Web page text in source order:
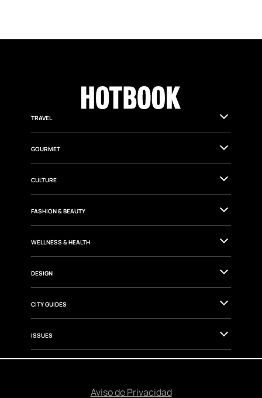
TRAVEL
GOURMET
CULTURE
FASHION & BEAUTY
WELLNESS & HEALTH
DESIGN
CITY GUIDES
ISSUES
Aviso de Privacidad